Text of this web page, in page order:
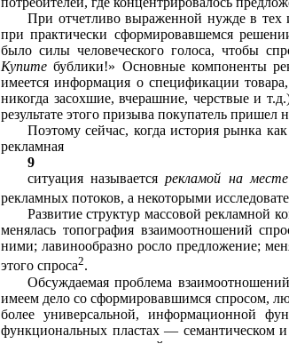
При отчетливо выраженной нужде в тех
при практи­чески сформировавшемся
было силы человеческого голоса, чтобы
Купитебублики!» Основные компоненты
имеется информация о спецификации
никог­да засохшие, вчерашние, черствые и
результате этого призыва покупатель
Поэтому сейчас, когда история рынка
рекламная
9
ситуация называетсярекламой на
рекламных потоков, а некоторыми
Развитие структур массовой рекламной
менялась топо­графия взаимоотношений
ними; лавинообразно росло предложение;
этого спроса2.
Обсуждаемая проблема
имеем дело со сформировавшимся спросом,
более универсальной, ин­формационной
функциональных пластах — семантическом